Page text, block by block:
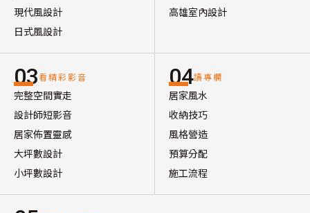
現代風設計
日式風設計
高雄室內設計
03看精彩影音
完整空間實走
設計師短影音
居家佈置靈感
大坪數設計
小坪數設計
04讀專欄
居家風水
收納技巧
風格營造
預算分配
施工流程